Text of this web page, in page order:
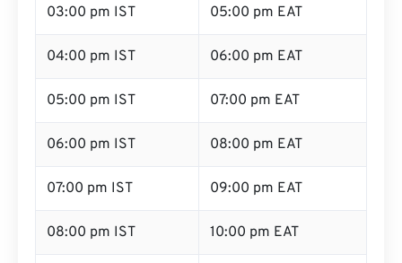
03:00 pm IST 05:00 pm EAT
04:00 pm IST 06:00 pm EAT
05:00 pm IST 07:00 pm EAT
06:00 pm IST 08:00 pm EAT
07:00 pm IST 09:00 pm EAT
08:00 pm IST 10:00 pm EAT